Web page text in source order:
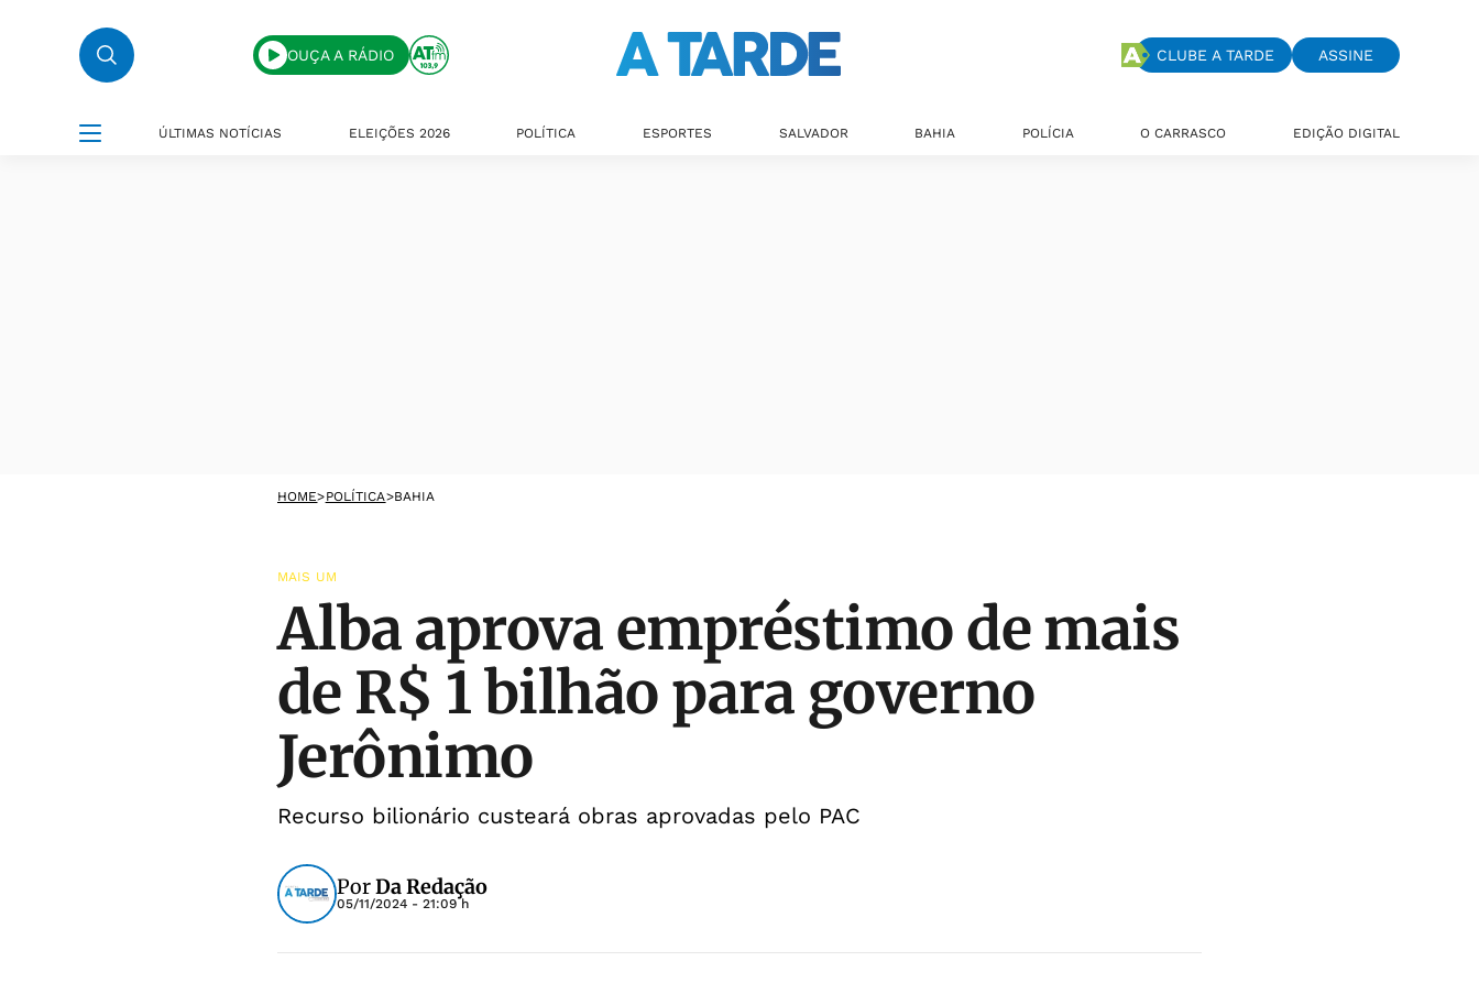
OUÇA A RÁDIO CLUBE A TARDE ASSINE
ÚLTIMAS NOTÍCIAS ELEIÇÕES 2026 POLÍTICA ESPORTES SALVADOR BAHIA POLÍCIA O CARRASCO EDIÇÃO DIGITAL
HOME>POLÍTICA>BAHIA
MAIS UM
Alba aprova empréstimo de mais
de R$ 1 bilhão para governo
Jerônimo
Recurso bilionário custeará obras aprovadas pelo PAC
PorDa Redação
05/11/2024 - 21:09 h